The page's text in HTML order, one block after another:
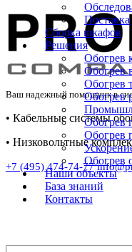
Ваш надежный помощник в
• Кабельные системы
• Низковольтные
+7 (495) 474-74-77
Поставка
Сборка шкафов
Решения
Обогрев
Обогрев
Обогрев
Обогрев
Обогрев
Обогрев
Обогрев
Наши объекты
База знаний
Контакты